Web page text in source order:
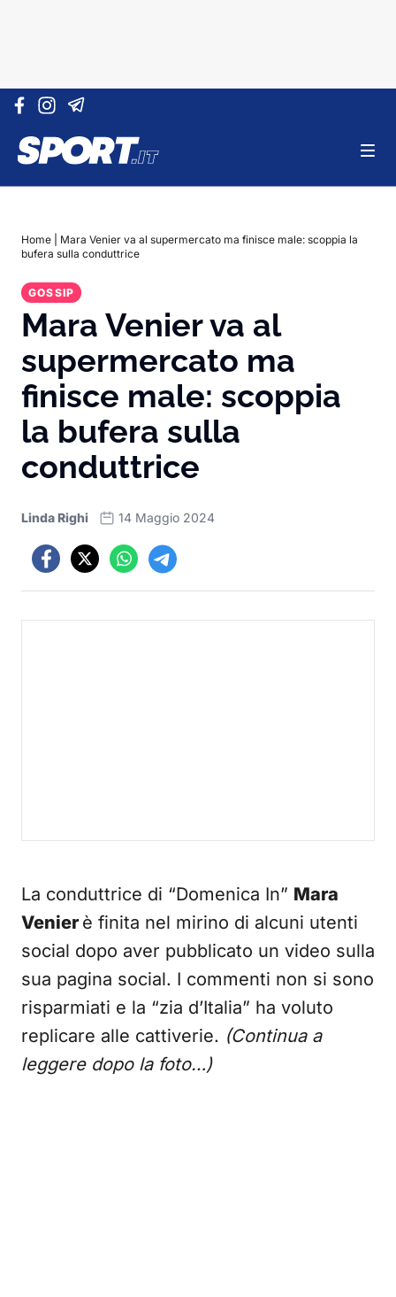
Vai al contenuto
Home
Mara Venier va al supermercato ma finisce male: scoppia la
bufera sulla conduttrice
GOSSIP
Mara Venier va al
supermercato ma
finisce male: scoppia
la bufera sulla
conduttrice
Linda Righi 14 Maggio 2024
La conduttrice di “Domenica In” Mara
Venier è finita nel mirino di alcuni utenti
social dopo aver pubblicato un video sulla
sua pagina social. I commenti non si sono
risparmiati e la “zia d’Italia” ha voluto
replicare alle cattiverie. (Continua a
leggere dopo la foto…)